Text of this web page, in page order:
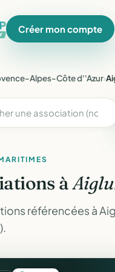
Créer mon compte
Alpes-Côte d''Azur›
à
référencées à